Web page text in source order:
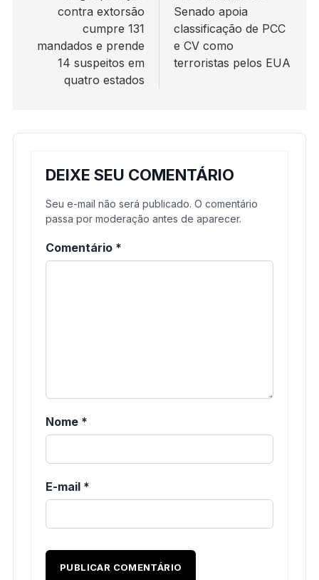
Post
contra extorsão
cumpre 131
mandados e prende
14 suspeitos em
quatro estados
Senado apoia
classificação de PCC
e CV como
terroristas pelos EUA
DEIXE SEU COMENTÁRIO
Seu e-mail não será publicado. O comentário
passa por moderação antes de aparecer.
Comentário *
Nome *
E-mail *